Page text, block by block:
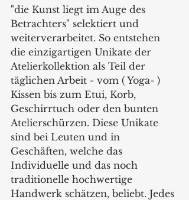
"die Kunst liegt im Auge des
Betrachters" selektiert und
weiterverarbeitet. So entstehen
die einzigartigen Unikate der
Atelierkollektion als Teil der
täglichen Arbeit - vom ( Yoga- )
Kissen bis zum Etui, Korb,
Geschirrtuch oder den bunten
Atelierschürzen. Diese Unikate
sind bei Leuten und in
Geschäften, welche das
Individuelle und das noch
traditionelle hochwertige
Handwerk schätzen, beliebt. Jedes